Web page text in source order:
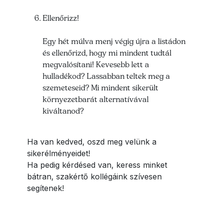
Ellenőrizz!
Egy hét múlva menj végig újra a listádon
és ellenőrizd, hogy mi mindent tudtál
megvalósítani! Kevesebb lett a
hulladékod? Lassabban teltek meg a
szemeteseid? Mi mindent sikerült
környezetbarát alternatívával
kiváltanod?
Ha van kedved, oszd meg velünk a
sikerélményeidet!
Ha pedig kérdésed van, keress minket
bátran, szakértő kollégáink szívesen
segítenek!